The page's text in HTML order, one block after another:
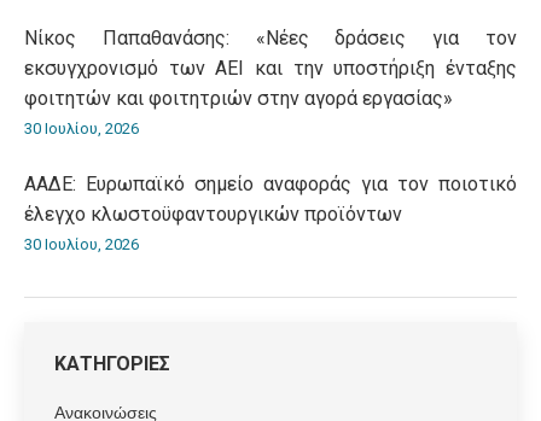
Νίκος Παπαθανάσης: «Νέες δράσεις για τον
εκσυγχρονισμό των ΑΕΙ και την υποστήριξη ένταξης
φοιτητών και φοιτητριών στην αγορά εργασίας»
30 Ιουλίου, 2026
ΑΑΔΕ: Ευρωπαϊκό σημείο αναφοράς για τον ποιοτικό
έλεγχο κλωστοϋφαντουργικών προϊόντων
30 Ιουλίου, 2026
ΚΑΤΗΓΟΡΙΕΣ
Ανακοινώσεις